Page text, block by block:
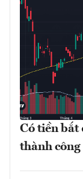
Có tiền bắt
thành công